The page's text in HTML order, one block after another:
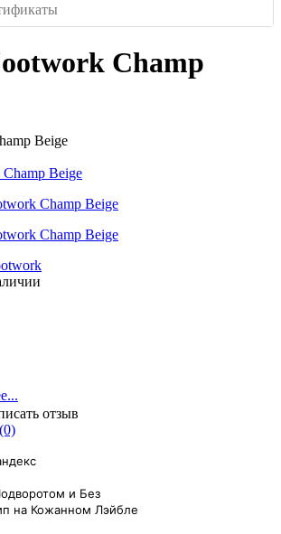
Champ
Beige
отзыв
и Без
на Кожанном Лэйбле